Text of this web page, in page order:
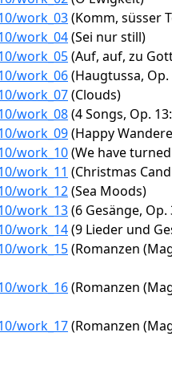
work_03(Komm, süsser
work_04(Sei nur still)
work_05(Auf, auf, zu
work_06(Haugtussa, Op.
work_07(Clouds)
work_08(4 Songs, Op.
work_09(Happy
work_10(We have
work_11 (Christmas
work_12(Sea Moods)
work_13(6 Gesänge,
work_14(9 Lieder und
work_15(Romanzen
work_16(Romanzen
work_17(Romanzen